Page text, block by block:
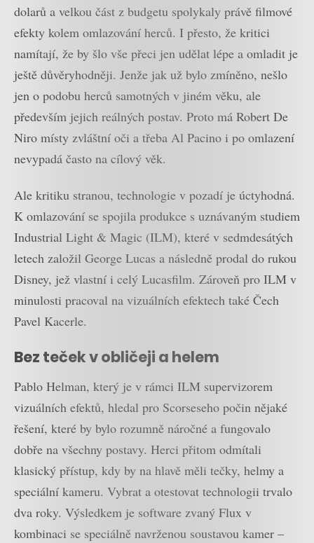
dolarů a velkou část z budgetu spolykaly právě filmové
efekty kolem omlazování herců. I přesto, že kritici
namítají, že by šlo vše přeci jen udělat lépe a omladit je
ještě důvěryhodněji. Jenže jak už bylo zmíněno, nešlo
jen o podobu herců samotných v jiném věku, ale
především jejich reálných postav. Proto má Robert De
Niro místy zvláštní oči a třeba Al Pacino i po omlazení
nevypadá často na cílový věk.
Ale kritiku stranou, technologie v pozadí je úctyhodná.
K omlazování se spojila produkce s uznávaným studiem
Industrial Light & Magic (ILM), které v sedmdesátých
letech založil George Lucas a následně prodal do rukou
Disney, jež vlastní i celý Lucasfilm. Zároveň pro ILM v
minulosti pracoval na vizuálních efektech také Čech
Pavel Kacerle.
Bez teček v obličeji a helem
Pablo Helman, který je v rámci ILM supervizorem
vizuálních efektů, hledal pro Scorseseho počin nějaké
řešení, které by bylo rozumně náročné a fungovalo
dobře na všechny postavy. Herci přitom odmítali
klasický přístup, kdy by na hlavě měli tečky, helmy a
speciální kameru. Vybrat a otestovat technologii trvalo
dva roky. Výsledkem je software zvaný Flux v
kombinaci se speciálně navrženou soustavou kamer –